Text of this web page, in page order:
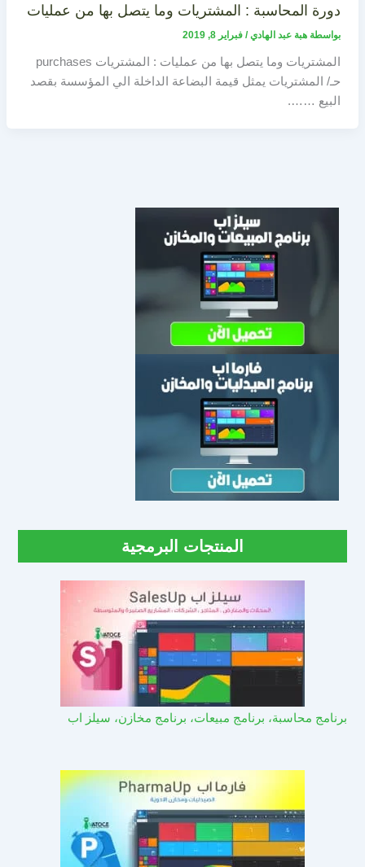
دورة المحاسبة : المشتريات وما يتصل بها من عمليات
بواسطة هبة عبد الهادي/ فبراير 8, 2019
المشتريات وما يتصل بها من عمليات : المشتريات purchases
حـ/ المشتريات يمثل قيمة البضاعة الداخلة الي المؤسسة بقصد
البيع …….
المنتجات البرمجية
برنامج محاسبة، برنامج مبيعات، برنامج مخازن، سيلز اب